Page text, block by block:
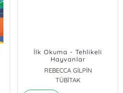
İlk Okuma - Tehlikeli
Hayvanlar
REBECCA GİLPİN
TÜBİTAK